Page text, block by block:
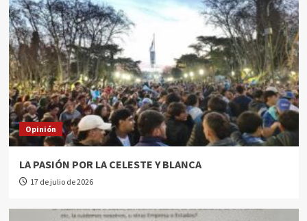
Opinión
LA PASIÓN POR LA CELESTE Y BLANCA
17 de julio de 2026